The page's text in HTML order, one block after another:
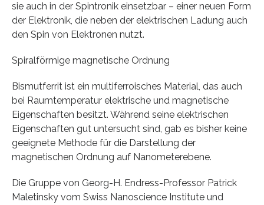
sie auch in der Spintronik einsetzbar – einer neuen Form
der Elektronik, die neben der elektrischen Ladung auch
den Spin von Elektronen nutzt.
Spiralförmige magnetische Ordnung
Bismutferrit ist ein multiferroisches Material, das auch
bei Raumtemperatur elektrische und magnetische
Eigenschaften besitzt. Während seine elektrischen
Eigenschaften gut untersucht sind, gab es bisher keine
geeignete Methode für die Darstellung der
magnetischen Ordnung auf Nanometerebene.
Die Gruppe von Georg-H. Endress-Professor Patrick
Maletinsky vom Swiss Nanoscience Institute und